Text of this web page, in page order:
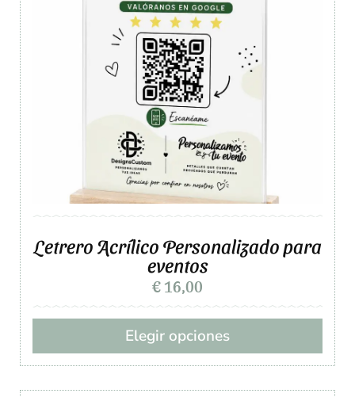
Letrero Acrílico Personalizado para
eventos
€16,00
Elegir opciones